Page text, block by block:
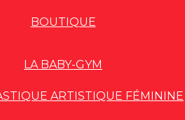
BOUTIQUE
LA BABY-GYM
ARTISTIQUE FÉMININE